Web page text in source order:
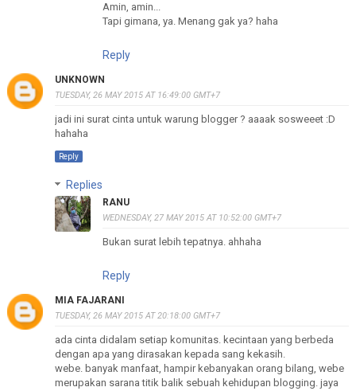
Amin, amin...
Tapi gimana, ya. Menang gak ya? haha
Reply
UNKNOWN
TUESDAY, 26 MAY 2015 AT 16:49:00 GMT+7
jadi ini surat cinta untuk warung blogger ? aaaak sosweeet :D
hahaha
Reply
Replies
RANU
WEDNESDAY, 27 MAY 2015 AT 10:52:00 GMT+7
Bukan surat lebih tepatnya. ahhaha
Reply
MIA FAJARANI
TUESDAY, 26 MAY 2015 AT 20:18:00 GMT+7
ada cinta didalam setiap komunitas. kecintaan yang berbeda
dengan apa yang dirasakan kepada sang kekasih.
webe. banyak manfaat, hampir kebanyakan orang bilang, webe
merupakan sarana titik balik sebuah kehidupan blogging. jaya